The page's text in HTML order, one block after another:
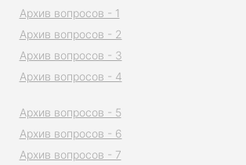
Архив вопросов - 1
Архив вопросов - 2
Архив вопросов - 3
Архив вопросов - 4
Архив вопросов - 5
Архив вопросов - 6
Архив вопросов - 7